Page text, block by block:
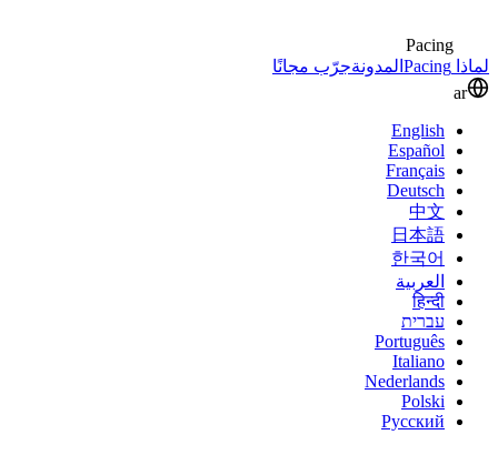
Pacing
لماذا Pacing
المدونةجرّب مجانًا
ar
English
Español
Français
Deutsch
中文
日本語
한국어
العربية
हिन्दी
עברית
Português
Italiano
Nederlands
Polski
Русский